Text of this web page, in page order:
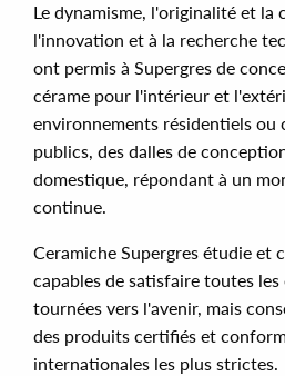
Le dynamisme, l'originalité et la
l'innovation et à la recherche
ont permis à Supergres de
cérame pour l'intérieur et
environnements résidentiels ou
publics, des dalles de
domestique, répondant à un
continue.
Ceramiche Supergres étudie et
capables de satisfaire toutes les
tournées vers l'avenir, mais
des produits certifiés et
internationales les plus strictes.